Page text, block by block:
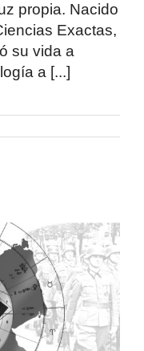
propia. Nacido
Exactas,
su vida a
a [...]